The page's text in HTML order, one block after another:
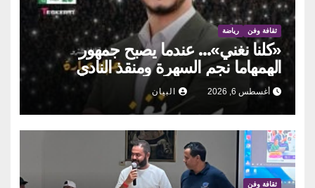
ثقافة وفن رياضة
«كلنا نغني»… عندما يصبح جمهور
الهمهاما نجم السهرة ومنقذ النادي
أغسطس 6, 2026 البيان
ثقافة وفن